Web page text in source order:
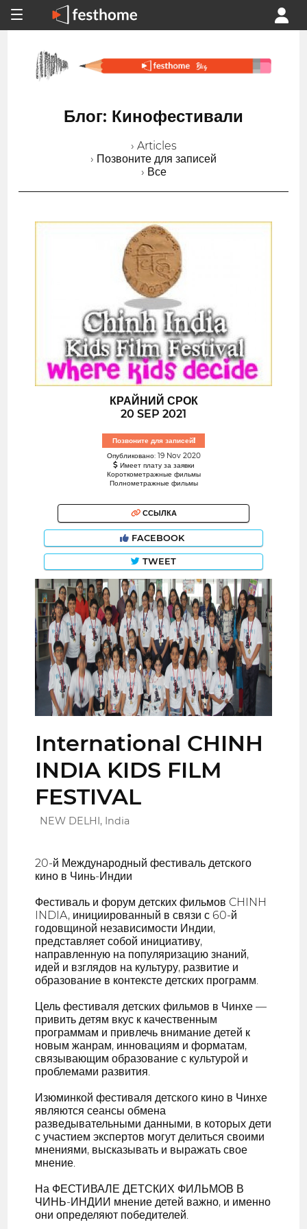
Блог: Кинофестивали
› Articles
› Позвоните для записей
› Все
КРАЙНИЙ СРОК
20 SEP 2021
Позвоните для записей!
Опубликовано: 19 Nov 2020
Имеет плату за заявки
Короткометражные фильмы
Полнометражные фильмы
ССЫЛКА
FACEBOOK
TWEET
International CHINH
INDIA KIDS FILM
FESTIVAL
NEW DELHI, India
20-й Международный фестиваль детского
кино в Чинь-Индии
Фестиваль и форум детских фильмов CHINH
INDIA, инициированный в связи с 60-й
годовщиной независимости Индии,
представляет собой инициативу,
направленную на популяризацию знаний,
идей и взглядов на культуру, развитие и
образование в контексте детских программ.
Цель фестиваля детских фильмов в Чинхе —
привить детям вкус к качественным
программам и привлечь внимание детей к
новым жанрам, инновациям и форматам,
связывающим образование с культурой и
проблемами развития.
Изюминкой фестиваля детского кино в Чинхе
являются сеансы обмена
разведывательными данными, в которых дети
с участием экспертов могут делиться своими
мнениями, высказывать и выражать свое
мнение.
На ФЕСТИВАЛЕ ДЕТСКИХ ФИЛЬМОВ В
ЧИНЬ-ИНДИИ мнение детей важно, и именно
они определяют победителей.